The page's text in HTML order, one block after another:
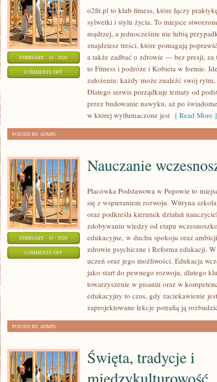
FEBRUARY - 10 - 2026
COMMENTS OFFON
o2fit.pl to klub fitness, które łączy
sylwetki i stylu życia. To miejsce
mądrzej, a jednocześnie nie lubią
znajdziesz treści, które pomagają
a także zadbać o zdrowie — bez presji,
to Fitness i podróże i Kobieta w formie.
założeniu: każdy może znaleźć swój
Dlatego serwis porządkuje tematy od
przez budowanie nawyku, aż po
w której wytłumaczone jest [ Read More ]
POSTED BY ADMIN
FEBRUARY - 10 - 2026
COMMENTS OFFON
NAUCZANIE
WCZESNOSZKOLNE
Nauczanie
Placówka Podstawowa w Popowie to
się z wspieraniem rozwoju. Witryna
oraz podkreśla kierunek działań
zdobywaniu wiedzy od etapu
edukacyjne, w duchu spokoju oraz
zdrowie psychiczne i Reforma edukacji.
uczeń oraz jego możliwości. Edukacja
jako start do pewnego rozwoju, dlatego
towarzyszenie w pisaniu oraz w
edukacyjny to czas, gdy zaciekawienie
zaprojektowane lekcje potrafią ją
POSTED BY ADMIN
Święta, tradycje i